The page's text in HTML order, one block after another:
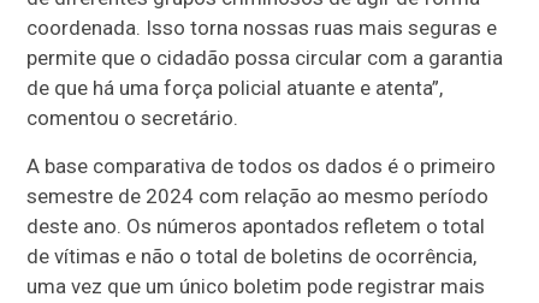
coordenada. Isso torna nossas ruas mais seguras e
permite que o cidadão possa circular com a garantia
de que há uma força policial atuante e atenta”,
comentou o secretário.
A base comparativa de todos os dados é o primeiro
semestre de 2024 com relação ao mesmo período
deste ano. Os números apontados refletem o total
de vítimas e não o total de boletins de ocorrência,
uma vez que um único boletim pode registrar mais